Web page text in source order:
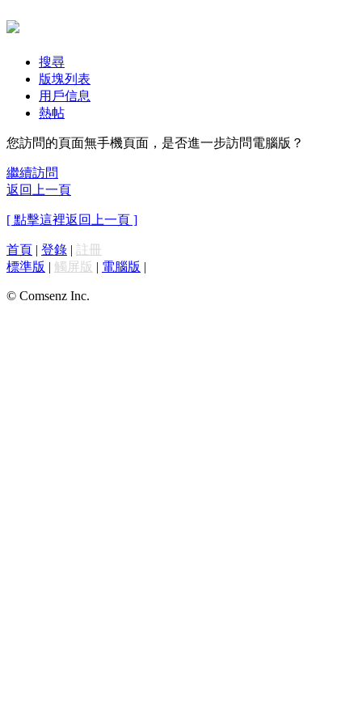
搜尋
版塊列表
用戶信息
熱帖
您訪問的頁面無手機頁面，是否進一步訪問電腦版？
繼續訪問
返回上一頁
[ 點擊這裡返回上一頁 ]
首頁 | 登錄 | 註冊
標準版 | 觸屏版 | 電腦版 |
© Comsenz Inc.